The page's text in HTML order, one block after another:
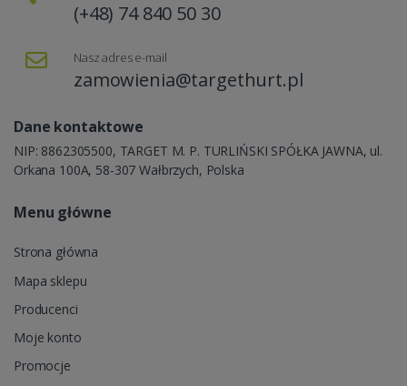
(+48) 74 840 50 30
Nasz adres e-mail
zamowienia@targethurt.pl
Dane kontaktowe
NIP: 8862305500, TARGET M. P. TURLIŃSKI SPÓŁKA JAWNA, ul.
Orkana 100A, 58-307 Wałbrzych, Polska
Menu główne
Strona główna
Mapa sklepu
Producenci
Moje konto
Promocje